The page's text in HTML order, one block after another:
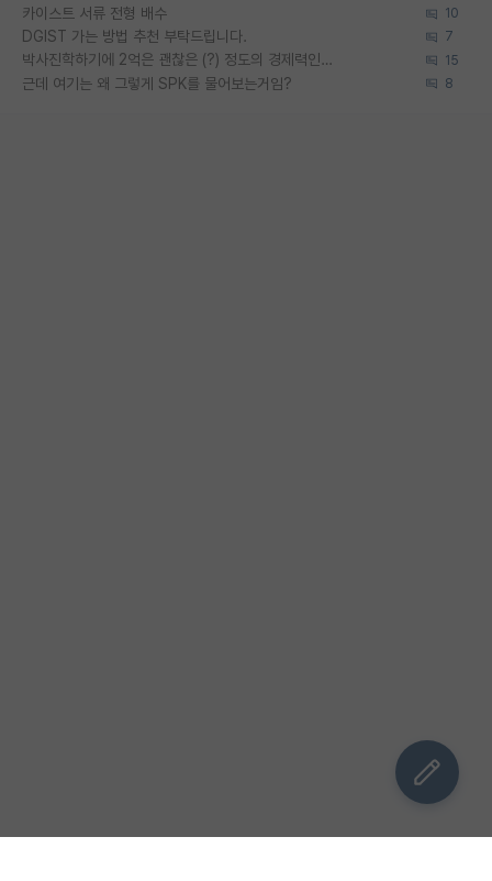
카이스트 서류 전형 배수 10
DGIST 가는 방법 추천 부탁드립니다. 7
박사진학하기에 2억은 괜찮은 (?) 정도의 경제력인가요 15
근데 여기는 왜 그렇게 SPK를 물어보는거임? 8